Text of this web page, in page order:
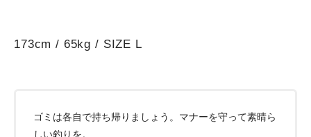
173cm / 65kg / SIZE L
ゴミは各自で持ち帰りましょう。マナーを守って素晴ら
しい釣りを。